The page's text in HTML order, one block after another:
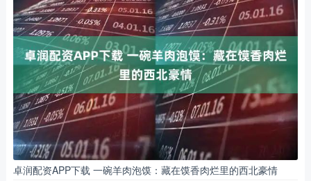
卓润配资APP下载 一碗羊肉泡馍：藏在馍香肉烂里的西北豪情